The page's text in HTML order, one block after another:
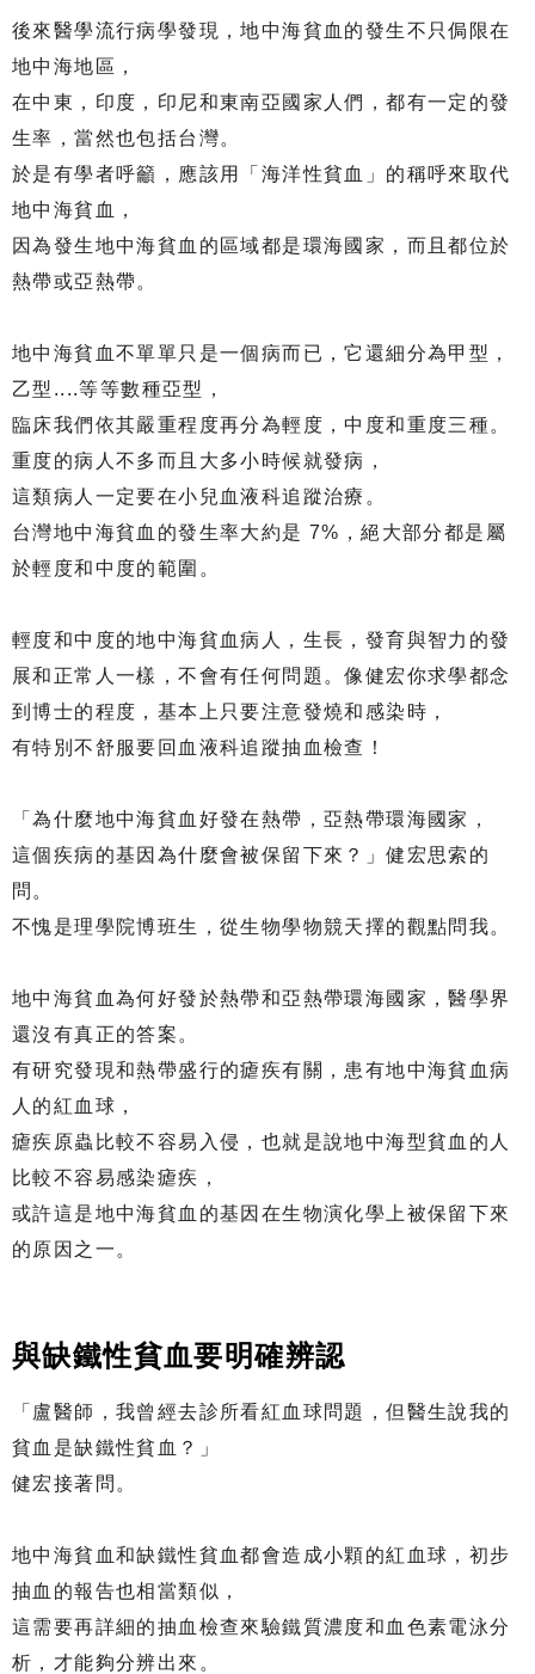
後來醫學流行病學發現，地中海貧血的發生不只侷限在
地中海地區，
在中東，印度，印尼和東南亞國家人們，都有一定的發
生率，當然也包括台灣。
於是有學者呼籲，應該用「海洋性貧血」的稱呼來取代
地中海貧血，
因為發生地中海貧血的區域都是環海國家，而且都位於
熱帶或亞熱帶。
地中海貧血不單單只是一個病而已，它還細分為甲型，
乙型....等等數種亞型，
臨床我們依其嚴重程度再分為輕度，中度和重度三種。
重度的病人不多而且大多小時候就發病，
這類病人一定要在小兒血液科追蹤治療。
台灣地中海貧血的發生率大約是 7%，絕大部分都是屬
於輕度和中度的範圍。
輕度和中度的地中海貧血病人，生長，發育與智力的發
展和正常人一樣，不會有任何問題。像健宏你求學都念
到博士的程度，基本上只要注意發燒和感染時，
有特別不舒服要回血液科追蹤抽血檢查！
「為什麼地中海貧血好發在熱帶，亞熱帶環海國家，
這個疾病的基因為什麼會被保留下來？」健宏思索的
問。
不愧是理學院博班生，從生物學物競天擇的觀點問我。
地中海貧血為何好發於熱帶和亞熱帶環海國家，醫學界
還沒有真正的答案。
有研究發現和熱帶盛行的瘧疾有關，患有地中海貧血病
人的紅血球，
瘧疾原蟲比較不容易入侵，也就是說地中海型貧血的人
比較不容易感染瘧疾，
或許這是地中海貧血的基因在生物演化學上被保留下來
的原因之一。
與缺鐵性貧血要明確辨認
「盧醫師，我曾經去診所看紅血球問題，但醫生說我的
貧血是缺鐵性貧血？」
健宏接著問。
地中海貧血和缺鐵性貧血都會造成小顆的紅血球，初步
抽血的報告也相當類似，
這需要再詳細的抽血檢查來驗鐵質濃度和血色素電泳分
析，才能夠分辨出來。